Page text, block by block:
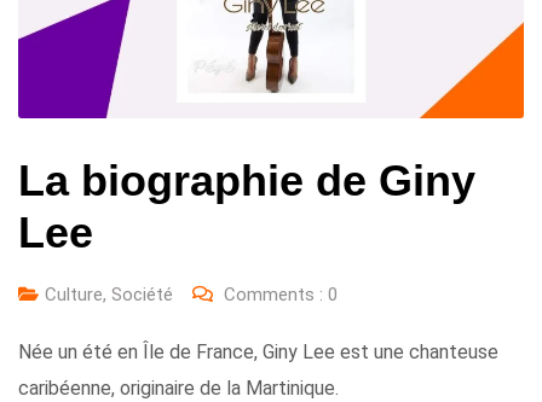
La biographie de Giny
Lee
Culture, Société Comments : 0
Née un été en Île de France, Giny Lee est une chanteuse
caribéenne, originaire de la Martinique.